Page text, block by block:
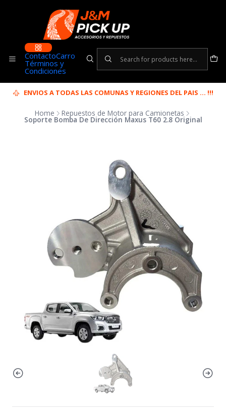
ContactoCarro
Términos y
Condiciones
ENVIOS A TODAS LAS COMUNAS Y REGIONES DEL PAIS ... !!!
Home Repuestos de Motor para Camionetas
Soporte Bomba De Dirección Maxus T60 2.8 Original